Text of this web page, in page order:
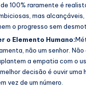
100% raramente é
mas alcançáveis,
o progresso sem
o Elemento Humano:
não um senhor. Não
a empatia com o
decisão é ouvir uma
vez de um número.